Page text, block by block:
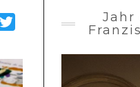
Jahr